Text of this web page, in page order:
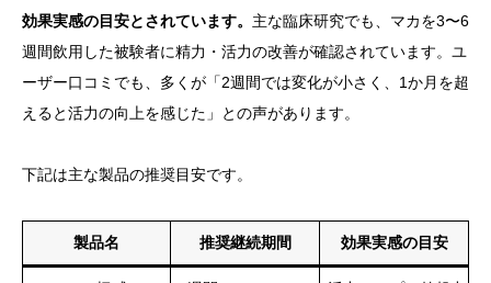
効果実感の目安とされています。 主な臨床研究でも、マカを3〜6
週間飲用した被験者に精力・活力の改善が確認されています。ユ
ーザー口コミでも、多くが「2週間では変化が小さく、1か月を超
えると活力の向上を感じた」との声があります。
下記は主な製品の推奨目安です。
製品名 推奨継続期間 効果実感の目安